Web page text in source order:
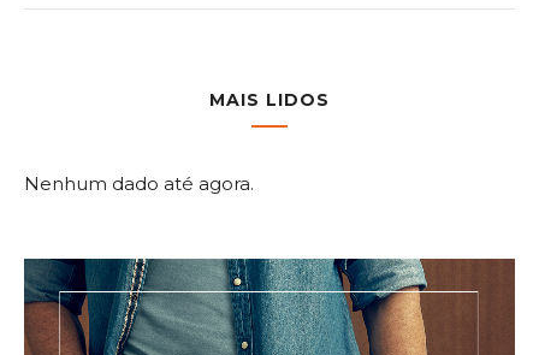
MAIS LIDOS
Nenhum dado até agora.